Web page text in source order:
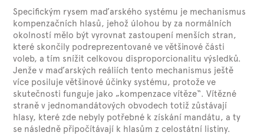
Specifickým rysem maďarského systému je mechanismus
kompenzačních hlasů, jehož úlohou by za normálních
okolností mělo být vyrovnat zastoupení menších stran,
které skončily podreprezentované ve většinové části
voleb, a tím snížit celkovou disproporcionalitu výsledků.
Jenže v maďarských reáliích tento mechanismus ještě
více posiluje většinové účinky systému, protože ve
skutečnosti funguje jako „kompenzace vítěze“. Vítězné
straně v jednomandátových obvodech totiž zůstávají
hlasy, které zde nebyly potřebné k získání mandátu, a ty
se následně připočítávají k hlasům z celostátní listiny.